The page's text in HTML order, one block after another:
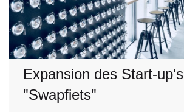
Expansion des Start-up's
"Swapfiets"